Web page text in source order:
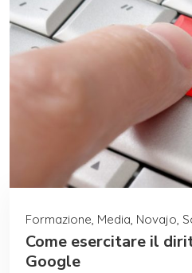
Formazione Media Novajo
Come esercitare il
Google